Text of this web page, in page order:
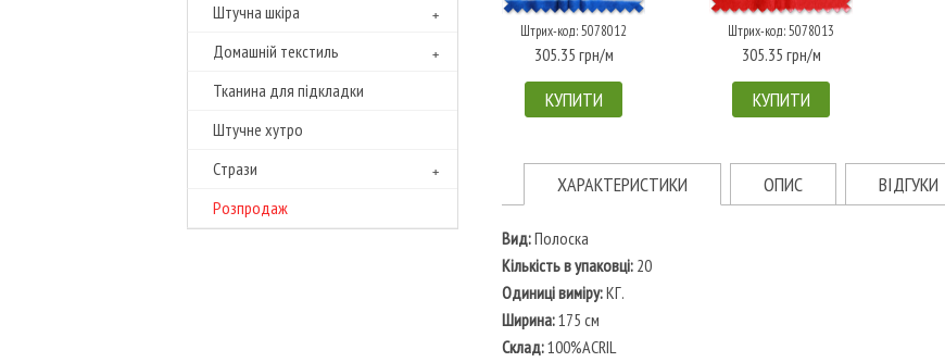
Штучна шкіра
Домашній текстиль
Тканина для підкладки
Штучне хутро
Cтрази
Розпродаж
Штрих-код: 5078012
305.35 грн/м
КУПИТИ
Штрих-код: 5078013
305.35 грн/м
КУПИТИ
ХАРАКТЕРИСТИКИ ОПИС ВІДГУКИ
Вид:Полоска
Кількість в упаковці: 20
Одиниці виміру:КГ.
Ширина:175 см
Склад:100%ACRIL